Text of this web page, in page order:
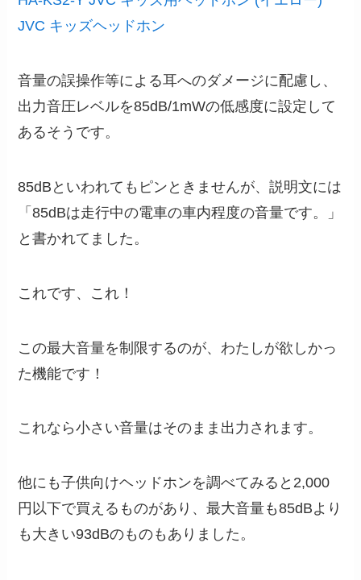
JVC キッズヘッドホン
音量の誤操作等による耳へのダメージに配慮し、
出力音圧レベルを85dB/1mWの低感度に設定して
あるそうです。
85dBといわれてもピンときませんが、説明文には
「85dBは走行中の電車の車内程度の音量です。」
と書かれてました。
これです、これ！
この最大音量を制限するのが、わたしが欲しかっ
た機能です！
これなら小さい音量はそのまま出力されます。
他にも子供向けヘッドホンを調べてみると2,000
円以下で買えるものがあり、最大音量も85dBより
も大きい93dBのものもありました。